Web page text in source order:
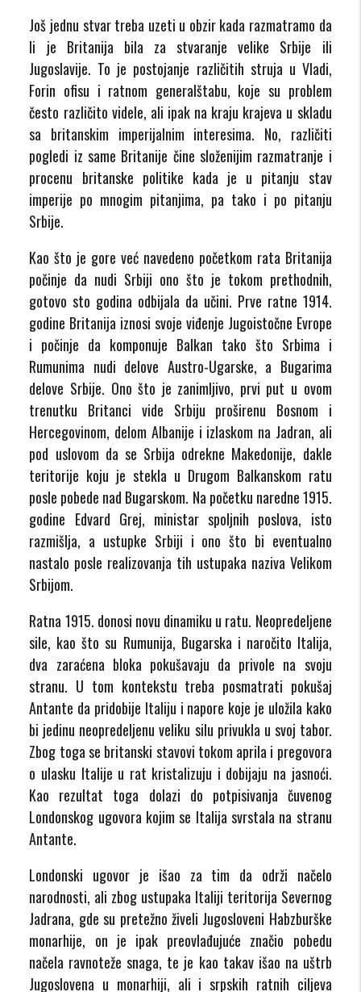
Još jednu stvar treba uzeti u obzir kada razmatramo da
li je Britanija bila za stvaranje velike Srbije ili
Jugoslavije. To je postojanje različitih struja u Vladi,
Forin ofisu i ratnom generalštabu, koje su problem
često različito videle, ali ipak na kraju krajeva u skladu
sa britanskim imperijalnim interesima. No, različiti
pogledi iz same Britanije čine složenijim razmatranje i
procenu britanske politike kada je u pitanju stav
imperije po mnogim pitanjima, pa tako i po pitanju
Srbije.
Kao što je gore već navedeno početkom rata Britanija
počinje da nudi Srbiji ono što je tokom prethodnih,
gotovo sto godina odbijala da učini. Prve ratne 1914.
godine Britanija iznosi svoje viđenje Jugoistočne Evrope
i počinje da komponuje Balkan tako što Srbima i
Rumunima nudi delove Austro-Ugarske, a Bugarima
delove Srbije. Ono što je zanimljivo, prvi put u ovom
trenutku Britanci vide Srbiju proširenu Bosnom i
Hercegovinom, delom Albanije i izlaskom na Jadran, ali
pod uslovom da se Srbija odrekne Makedonije, dakle
teritorije koju je stekla u Drugom Balkanskom ratu
posle pobede nad Bugarskom. Na početku naredne 1915.
godine Edvard Grej, ministar spoljnih poslova, isto
razmišlja, a ustupke Srbiji i ono što bi eventualno
nastalo posle realizovanja tih ustupaka naziva Velikom
Srbijom.
Ratna 1915. donosi novu dinamiku u ratu. Neopredeljene
sile, kao što su Rumunija, Bugarska i naročito Italija,
dva zaraćena bloka pokušavaju da privole na svoju
stranu. U tom kontekstu treba posmatrati pokušaj
Antante da pridobije Italiju i napore koje je uložila kako
bi jedinu neopredeljenu veliku silu privukla u svoj tabor.
Zbog toga se britanski stavovi tokom aprila i pregovora
o ulasku Italije u rat kristalizuju i dobijaju na jasnoći.
Kao rezultat toga dolazi do potpisivanja čuvenog
Londonskog ugovora kojim se Italija svrstala na stranu
Antante.
Londonski ugovor je išao za tim da održi načelo
narodnosti, ali zbog ustupaka Italiji teritorija Severnog
Jadrana, gde su pretežno živeli Jugosloveni Habzburške
monarhije, on je ipak preovlađujuće značio pobedu
načela ravnoteže snaga, te je kao takav išao na uštrb
Jugoslovena u monarhiji, ali i srpskih ratnih ciljeva